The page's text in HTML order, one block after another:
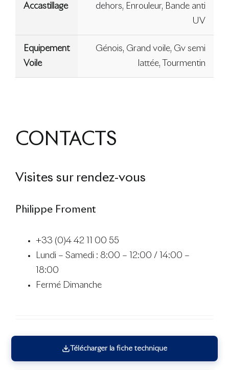
Accastillage
dehors, Enrouleur, Bande anti
UV
Equipement
Voile
Génois, Grand voile, Gv semi
lattée, Tourmentin
CONTACTS
Visites sur rendez-vous
Philippe Froment
+33 (0)4 42 11 00 55
Lundi – Samedi : 8:00 – 12:00 / 14:00 –
18:00
Fermé Dimanche
Télécharger la fiche technique